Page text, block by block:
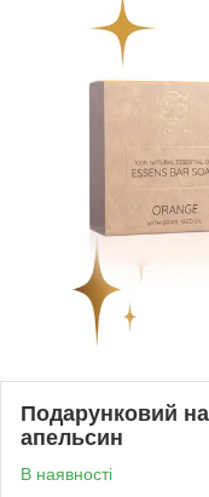
Подарунковий
апельсин
В наявності